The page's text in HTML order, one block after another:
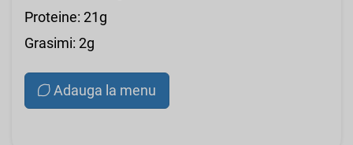
Proteine: 21g
Grasimi: 2g
Adauga la menu